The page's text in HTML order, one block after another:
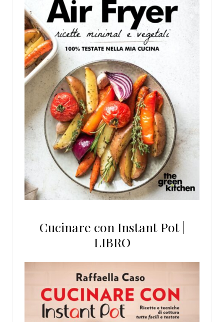
Cucinare con Instant Pot |
LIBRO